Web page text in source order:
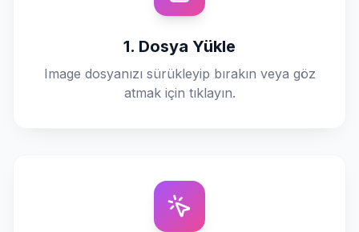
1. Dosya Yükle
Image dosyanızı sürükleyip bırakın veya göz
atmak için tıklayın.